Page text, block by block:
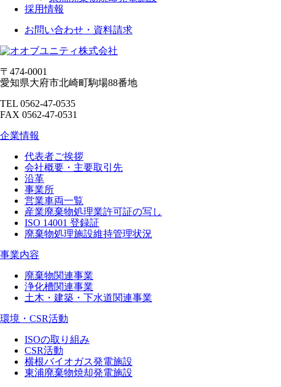
採用情報
お問い合わせ・資料請求
〒474-0001
愛知県大府市北崎町駒場88番地
TEL 0562-47-0535
FAX 0562-47-0531
企業情報
代表者ご挨拶
会社概要・主要取引先
沿革
事業所
営業車両一覧
産業廃棄物処理業許可証の写し
ISO 14001 登録証
廃棄物処理施設維持管理状況
事業内容
廃棄物関連事業
浄化槽関連事業
土木・建築・下水道関連事業
環境・CSR活動
ISOの取り組み
CSR活動
横根バイオガス発電施設
東浦廃棄物焼却発電施設